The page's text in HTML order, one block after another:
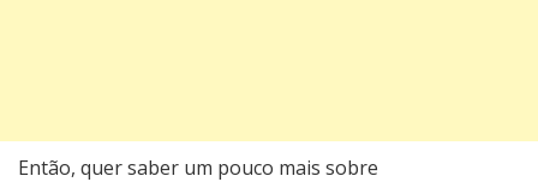
Então, quer saber um pouco mais sobre